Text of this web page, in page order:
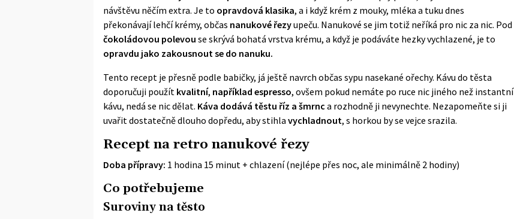
návštěvu něčím extra. Je to opravdová klasika, a i když krém z mouky, mléka a tuku dnes
překonávají lehčí krémy, občas nanukové řezyupeču. Nanukové se jim totiž neříká pro nic za nic. Pod
čokoládovou polevou se skrývá bohatá vrstva krému, a když je podáváte hezky vychlazené, je to
opravdu jako zakousnout se do nanuku.
Tento recept je přesně podle babičky, já ještě navrch občas sypu nasekané ořechy. Kávu do těsta
doporučuji použít kvalitní, například espresso, ovšem pokud nemáte po ruce nic jiného než instantní
kávu, nedá se nic dělat. Káva dodává těstu říz a šmrnc a rozhodně ji nevynechte. Nezapomeňte si ji
uvařit dostatečně dlouho dopředu, aby stihla vychladnout, s horkou by se vejce srazila.
Recept na retro nanukové řezy
Doba přípravy: 1 hodina 15 minut + chlazení (nejlépe přes noc, ale minimálně 2 hodiny)
Co potřebujeme
Suroviny na těsto